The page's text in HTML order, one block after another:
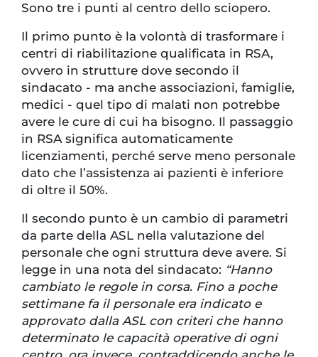
Sono tre i punti al centro dello sciopero.
Il primo punto è la volontà di trasformare i
centri di riabilitazione qualificata in RSA,
ovvero in strutture dove secondo il
sindacato - ma anche associazioni, famiglie,
medici - quel tipo di malati non potrebbe
avere le cure di cui ha bisogno. Il passaggio
in RSA significa automaticamente
licenziamenti, perché serve meno personale
dato che l’assistenza ai pazienti è inferiore
di oltre il 50%.
Il secondo punto è un cambio di parametri
da parte della ASL nella valutazione del
personale che ogni struttura deve avere. Si
legge in una nota del sindacato: “Hanno
cambiato le regole in corsa. Fino a poche
settimane fa il personale era indicato e
approvato dalla ASL con criteri che hanno
determinato le capacità operative di ogni